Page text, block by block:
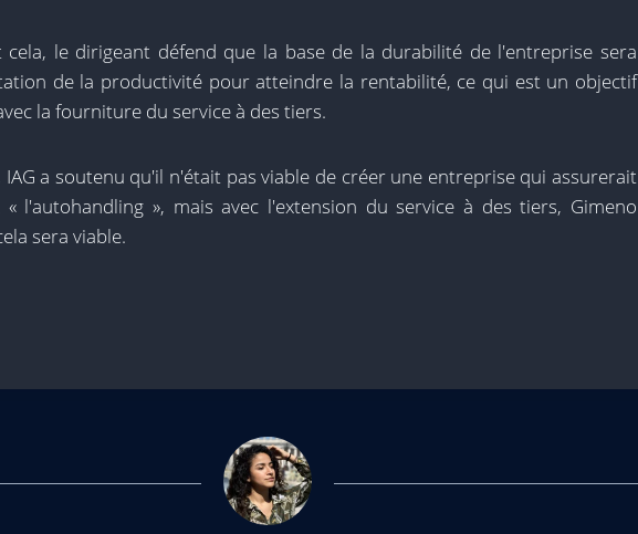
cela, le dirigeant défend que la base de la durabilité de l'entreprise sera
de la productivité pour atteindre la rentabilité, ce qui est un objectif
la fourniture du service à des tiers.
a soutenu qu'il n'était pas viable de créer une entreprise qui assurerait
« l'autohandling », mais avec l'extension du service à des tiers, Gimeno
sera viable.